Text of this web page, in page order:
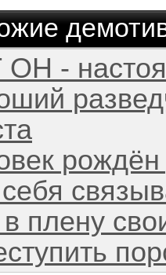
-
плену